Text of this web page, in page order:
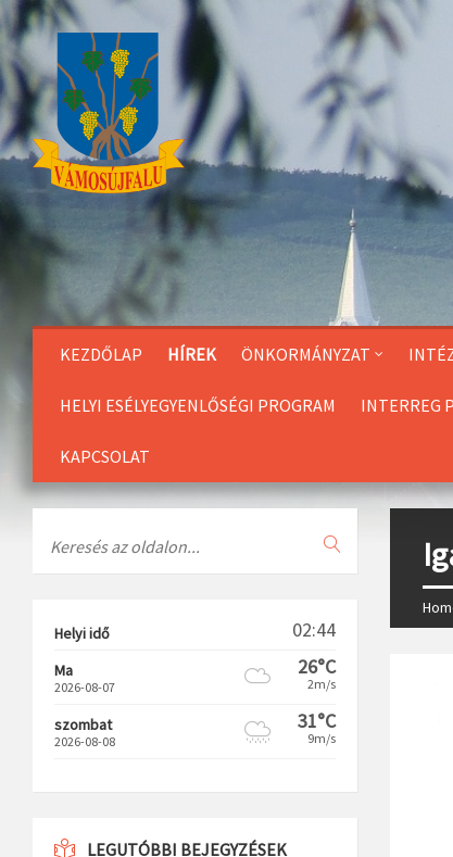
Skip
to
Content
KEZDŐLAP HÍREK ÖNKORMÁNYZAT
HELYI ESÉLYEGYENLŐSÉGI PROGRAM INTERREG
KAPCSOLAT
Helyi idő 02:44
Ma
2026-08-07
26°C
2m/s
szombat
2026-08-08
31°C
9m/s
LEGUTÓBBI BEJEGYZÉSEK